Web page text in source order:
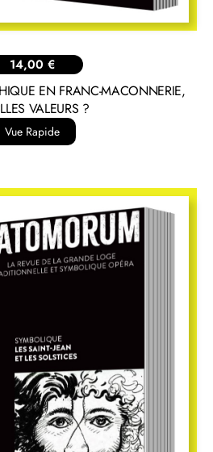
14,00 €
EN FRANC-MACONNERIE,
VALEURS ?
Vue Rapide